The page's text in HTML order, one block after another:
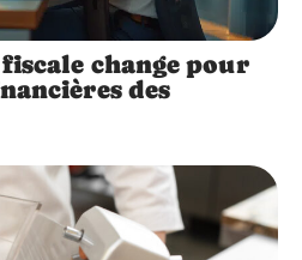
change pour
des